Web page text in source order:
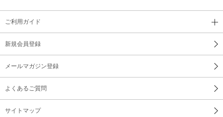
ご利用ガイド
新規会員登録
メールマガジン登録
よくあるご質問
サイトマップ